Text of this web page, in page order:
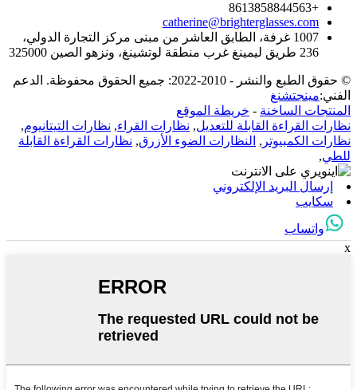
+8613858844563
catherine@brighterglasses.com
1007 غرفة، الطابق العاشر من مبنى مركز التجارة الدولي،
236 طريق ليمينغ غرب منطقة لوتشينغ، ونزهو الصين 325000
© حقوق الطبع والنشر - 2010-2022: جميع الحقوق محفوظة. الدعم
الفني:مينجتشنغ
المنتجات الساخنة - خريطة الموقع
نظارات القراءة القابلة للتعديل, نظارات القراء, نظارات التيتانيوم,
نظارات الكمبيوتر , النظارات الضوء الأزرق, نظارات القراءة القابلة
للطي,
إرسال البريد الإلكتروني
سكايب
واتساب
x